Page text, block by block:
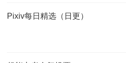
Pixiv每日精选（日更）